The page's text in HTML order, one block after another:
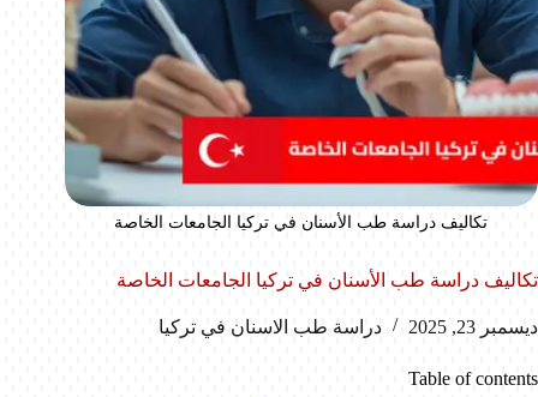
تكاليف دراسة طب الأسنان في تركيا الجامعات الخاصة
تكاليف دراسة طب الأسنان في تركيا الجامعات الخاصة
ديسمبر 23, 2025 دراسة طب الاسنان في تركيا
Table of contents